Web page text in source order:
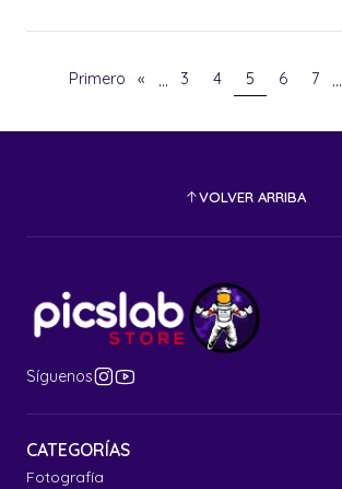
Primero « ... 3 4 5 6 7 ...
VOLVER ARRIBA
Síguenos
CATEGORÍAS
Fotografía